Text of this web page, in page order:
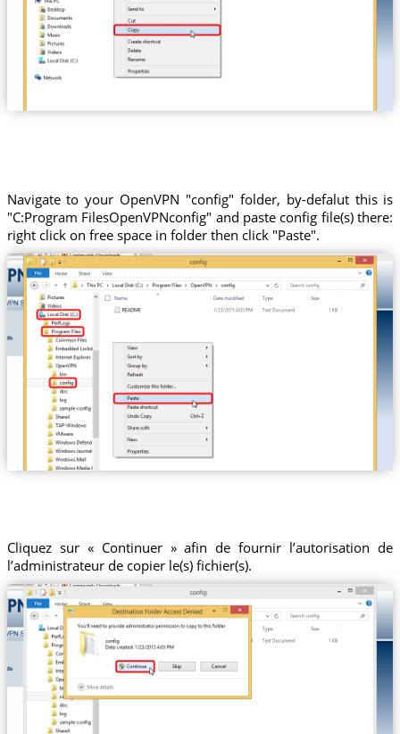
Navigate to your OpenVPN "config" folder, by-defalut this is
"C:Program FilesOpenVPNconfig" and paste config file(s) there:
right click on free space in folder then click "Paste".
Cliquez sur « Continuer » afin de fournir l’autorisation de
l’administrateur de copier le(s) fichier(s).